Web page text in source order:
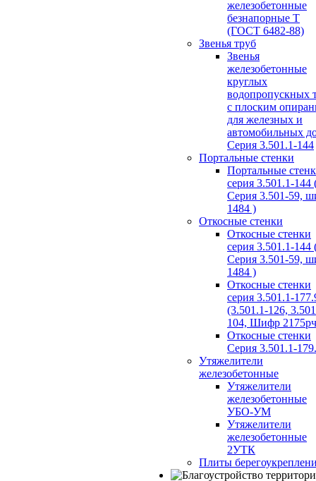
железобетонные
безнапорные Т
(ГОСТ 6482-88)
Звенья труб
Звенья
железобетонные
круглых
водопропускных
с плоским
для железных и
автомобильных
Серия 3.501.1-144
Портальные стенки
Портальные
серия 3.501.1-144
Серия 3.501-59,
1484 )
Откосные стенки
Откосные стенки
серия 3.501.1-144
Серия 3.501-59,
1484 )
Откосные стенки
серия 3.501.1-
(3.501.1-126,
104, Шифр
Откосные стенки
Серия 3.501.1-
Утяжелители
железобетонные
Утяжелители
железобетонные
УБО-УМ
Утяжелители
железобетонные
2УТК
Плиты